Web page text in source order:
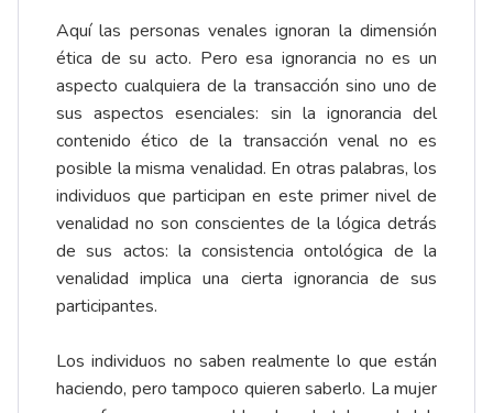
Aquí las personas venales ignoran la dimensión
ética de su acto. Pero esa ignorancia no es un
aspecto cualquiera de la transacción sino uno de
sus aspectos esenciales: sin la ignorancia del
contenido ético de la transacción venal no es
posible la misma venalidad. En otras palabras, los
individuos que participan en este primer nivel de
venalidad no son conscientes de la lógica detrás
de sus actos: la consistencia ontológica de la
venalidad implica una cierta ignorancia de sus
participantes.
Los individuos no saben realmente lo que están
haciendo, pero tampoco quieren saberlo. La mujer